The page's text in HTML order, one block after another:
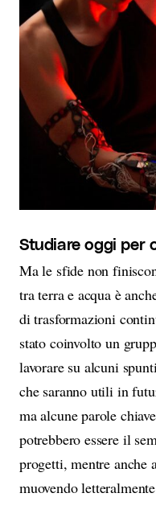
Studiare oggi per
Ma le sfide non
tra terra e acqua è
di trasformazioni
stato coinvolto un
lavorare su alcuni
che saranno utili in
ma alcune parole
potrebbero essere il
progetti, mentre anche
muovendo